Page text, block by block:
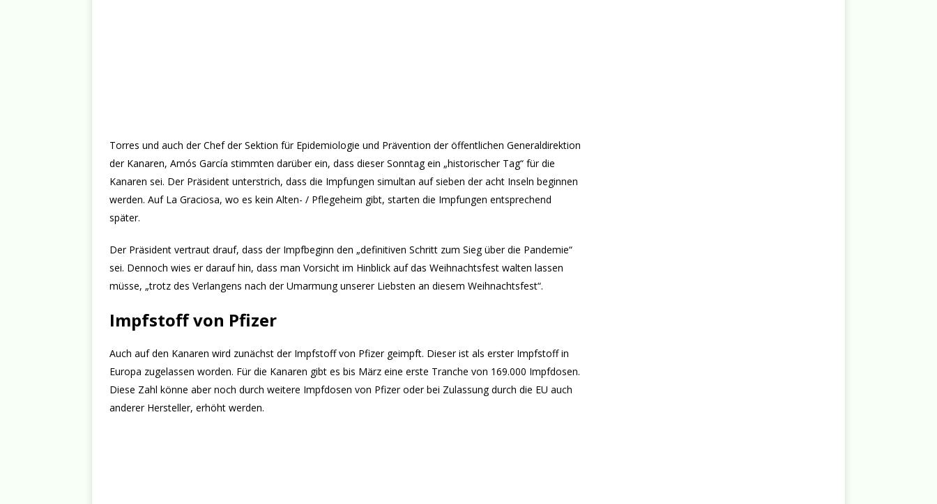
Torres und auch der Chef der Sektion für Epidemiologie und Prävention der öffentlichen Generaldirektion
der Kanaren, Amós García stimmten darüber ein, dass dieser Sonntag ein „historischer Tag“ für die
Kanaren sei. Der Präsident unterstrich, dass die Impfungen simultan auf sieben der acht Inseln beginnen
werden. Auf La Graciosa, wo es kein Alten- / Pflegeheim gibt, starten die Impfungen entsprechend
später.
Der Präsident vertraut drauf, dass der Impfbeginn den „definitiven Schritt zum Sieg über die Pandemie“
sei. Dennoch wies er darauf hin, dass man Vorsicht im Hinblick auf das Weihnachtsfest walten lassen
müsse, „trotz des Verlangens nach der Umarmung unserer Liebsten an diesem Weihnachtsfest“.
Impfstoff von Pfizer
Auch auf den Kanaren wird zunächst der Impfstoff von Pfizer geimpft. Dieser ist als erster Impfstoff in
Europa zugelassen worden. Für die Kanaren gibt es bis März eine erste Tranche von 169.000 Impfdosen.
Diese Zahl könne aber noch durch weitere Impfdosen von Pfizer oder bei Zulassung durch die EU auch
anderer Hersteller, erhöht werden.